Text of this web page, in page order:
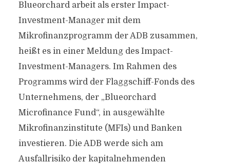
Blueorchard arbeit als erster Impact-
Investment-Manager mit dem
Mikrofinanzprogramm der ADB zusammen,
heißt es in einer Meldung des Impact-
Investment-Managers. Im Rahmen des
Programms wird der Flaggschiff-Fonds des
Unternehmens, der „Blueorchard
Microfinance Fund“, in ausgewählte
Mikrofinanzinstitute (MFIs) und Banken
investieren. Die ADB werde sich am
Ausfallrisiko der kapitalnehmenden